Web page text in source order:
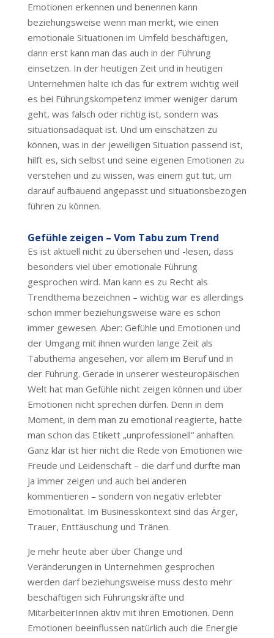
Emotionen erkennen und benennen kann
beziehungsweise wenn man merkt, wie einen
emotionale Situationen im Umfeld beschäftigen,
dann erst kann man das auch in der Führung
einsetzen. In der heutigen Zeit und in heutigen
Unternehmen halte ich das für extrem wichtig weil
es bei Führungskompetenz immer weniger darum
geht, was falsch oder richtig ist, sondern was
situationsadäquat ist. Und um einschätzen zu
können, was in der jeweiligen Situation passend ist,
hilft es, sich selbst und seine eigenen Emotionen zu
verstehen und zu wissen, was einem gut tut, um
darauf aufbauend angepasst und situationsbezogen
führen zu können.
Gefühle zeigen – Vom Tabu zum Trend
Es ist aktuell nicht zu übersehen und -lesen, dass
besonders viel über emotionale Führung
gesprochen wird. Man kann es zu Recht als
Trendthema bezeichnen – wichtig war es allerdings
schon immer beziehungsweise wäre es schon
immer gewesen. Aber: Gefühle und Emotionen und
der Umgang mit ihnen wurden lange Zeit als
Tabuthema angesehen, vor allem im Beruf und in
der Führung. Gerade in unserer westeuropäischen
Welt hat man Gefühle nicht zeigen können und über
Emotionen nicht sprechen dürfen. Denn in dem
Moment, in dem man zu emotional reagierte, hatte
man schon das Etikett „unprofessionell“ anhaften.
Ganz klar ist hier nicht die Rede von Emotionen wie
Freude und Leidenschaft – die darf und durfte man
ja immer zeigen und auch bei anderen
kommentieren – sondern von negativ erlebter
Emotionalität. Im Businesskontext sind das Ärger,
Trauer, Enttäuschung und Tränen.
Je mehr heute aber über Change und
Veränderungen in Unternehmen gesprochen
werden darf beziehungsweise muss desto mehr
beschäftigen sich Führungskräfte und
MitarbeiterInnen aktiv mit ihren Emotionen. Denn
Emotionen beeinflussen natürlich auch die Energie